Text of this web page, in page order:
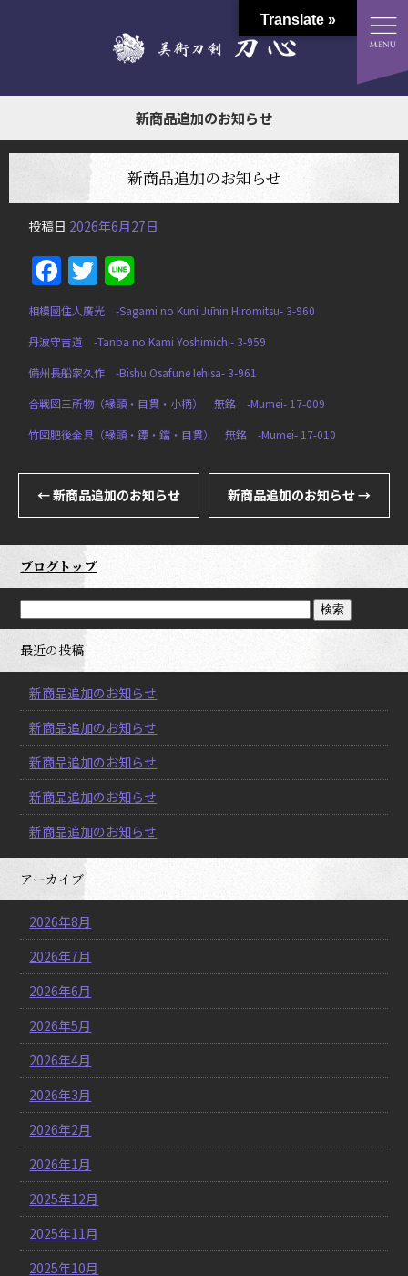
新商品追加のお知らせ
新商品追加のお知らせ
投稿日 2026年6月27日
Facebook
Twitter
相模國住人廣光 -Sagami no Kuni Jūnin Hiromitsu- 3-960
丹波守吉道 -Tanba no Kami Yoshimichi- 3-959
備州長船家久作 -Bishu Osafune Iehisa- 3-961
合戦図三所物（縁頭・目貫・小柄） 無銘 -Mumei- 17-009
竹図肥後金具（縁頭・鐔・鐺・目貫） 無銘 -Mumei- 17-010
←新商品追加のお知らせ 新商品追加のお知らせ→
ブログトップ
最近の投稿
新商品追加のお知らせ
新商品追加のお知らせ
新商品追加のお知らせ
新商品追加のお知らせ
新商品追加のお知らせ
アーカイブ
2026年8月
2026年7月
2026年6月
2026年5月
2026年4月
2026年3月
2026年2月
2026年1月
2025年12月
2025年11月
2025年10月
Translate »